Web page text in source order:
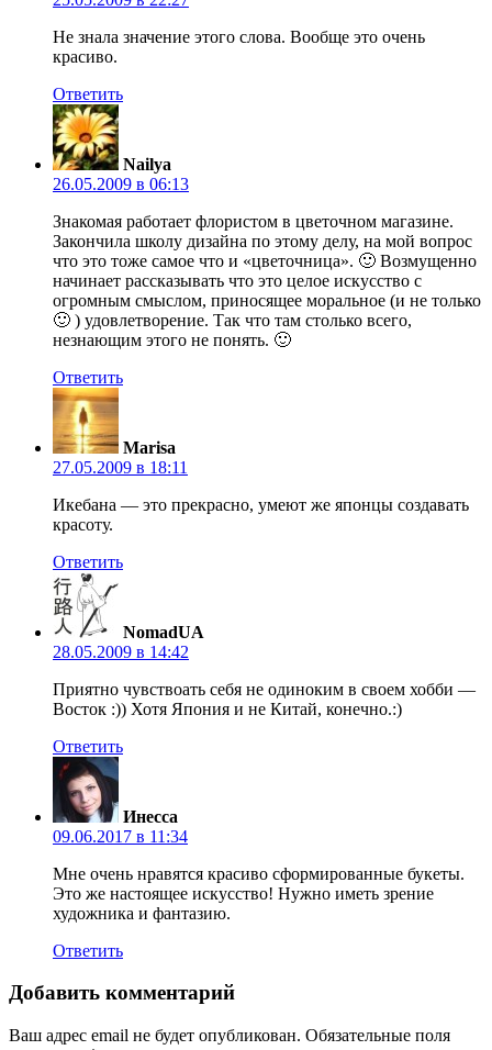
Не знала значение этого слова. Вообще это очень
красиво.
Ответить
Nailya
26.05.2009 в 06:13
Знакомая работает флористом в цветочном магазине.
Закончила школу дизайна по этому делу, на мой вопрос
что это тоже самое что и «цветочница». 🙂 Возмущенно
начинает рассказывать что это целое искусство с
огромным смыслом, приносящее моральное (и не только
🙂 ) удовлетворение. Так что там столько всего,
незнающим этого не понять. 🙂
Ответить
Marisa
27.05.2009 в 18:11
Икебана — это прекрасно, умеют же японцы создавать
красоту.
Ответить
NomadUA
28.05.2009 в 14:42
Приятно чувствоать себя не одиноким в своем хобби —
Восток :)) Хотя Япония и не Китай, конечно.:)
Ответить
Инесса
09.06.2017 в 11:34
Мне очень нравятся красиво сформированные букеты.
Это же настоящее искусство! Нужно иметь зрение
художника и фантазию.
Ответить
Добавить комментарий
Ваш адрес email не будет опубликован. Обязательные поля